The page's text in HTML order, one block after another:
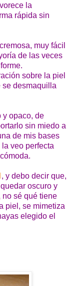
la
rápida sin
muy fácil
de las veces
sobre la piel
se desmaquilla
y opaco, de
sin miedo a
de mis bases
veo perfecta
, y debo decir que,
oscuro y
no sé qué tiene
piel, se mimetiza
elegido el